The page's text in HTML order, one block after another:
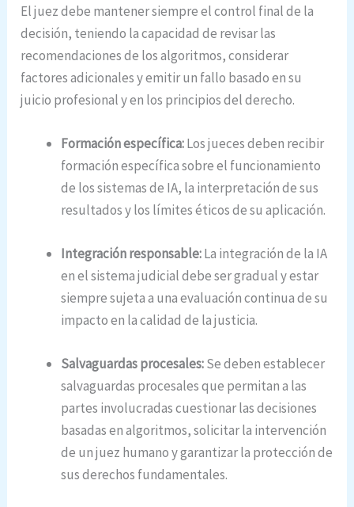
El juez debe mantener siempre el control final de la
decisión, teniendo la capacidad de revisar las
recomendaciones de los algoritmos, considerar
factores adicionales y emitir un fallo basado en su
juicio profesional y en los principios del derecho.
Formación específica:Los jueces deben recibir
formación específica sobre el funcionamiento
de los sistemas de IA, la interpretación de sus
resultados y los límites éticos de su aplicación.
Integración responsable:La integración de la IA
en el sistema judicial debe ser gradual y estar
siempre sujeta a una evaluación continua de su
impacto en la calidad de la justicia.
Salvaguardas procesales:Se deben establecer
salvaguardas procesales que permitan a las
partes involucradas cuestionar las decisiones
basadas en algoritmos, solicitar la intervención
de un juez humano y garantizar la protección de
sus derechos fundamentales.